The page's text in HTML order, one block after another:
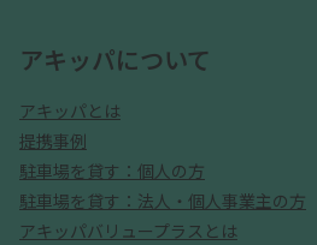
アキッパについて
アキッパとは
提携事例
駐車場を貸す：個人の方
駐車場を貸す：法人・個人事業主の方
アキッパバリュープラスとは